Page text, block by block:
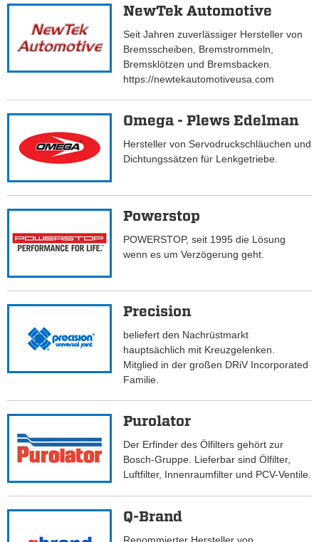
NewTek Automotive
Seit Jahren zuverlässiger Hersteller von
Bremsscheiben, Bremstrommeln,
Bremsklötzen und Bremsbacken.
https://newtekautomotiveusa.com
Omega - Plews Edelman
Hersteller von Servodruckschläuchen und
Dichtungssätzen für Lenkgetriebe.
Powerstop
POWERSTOP, seit 1995 die Lösung
wenn es um Verzögerung geht.
Precision
beliefert den Nachrüstmarkt
hauptsächlich mit Kreuzgelenken.
Mitglied in der großen DRiV Incorporated
Familie.
Purolator
Der Erfinder des Ölfilters gehört zur
Bosch-Gruppe. Lieferbar sind Ölfilter,
Luftfilter, Innenraumfilter und PCV-Ventile.
Q-Brand